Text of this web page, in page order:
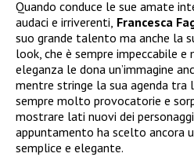
Quando conduce le sue amate
audaci e irriverenti, Francesca
suo grande talento ma anche la
look, che è sempre impeccabile
eleganza le dona un’immagine
mentre stringe la sua agenda tra
sempre molto provocatorie e
mostrare lati nuovi dei
appuntamento ha scelto ancora
semplice e elegante.